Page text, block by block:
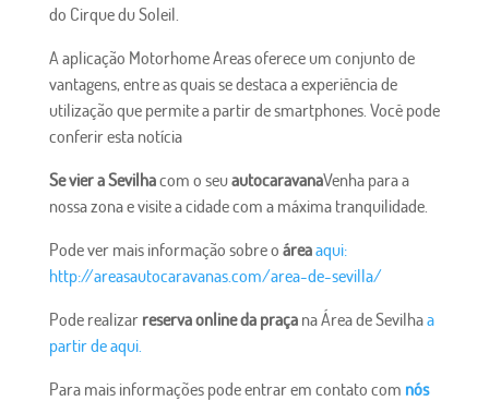
do Cirque du Soleil.
A aplicação Motorhome Areas oferece um conjunto de
vantagens, entre as quais se destaca a experiência de
utilização que permite a partir de smartphones. Você pode
conferir esta notícia
Se vier a Sevilhacom o seuautocaravanaVenha para a
nossa zona e visite a cidade com a máxima tranquilidade.
Pode ver mais informação sobre o áreaaqui:
http://areasautocaravanas.com/area-de-sevilla/
Pode realizar reserva online da praçana Área de Sevilhaa
partir de aqui.
Para mais informações pode entrar em contato com nós